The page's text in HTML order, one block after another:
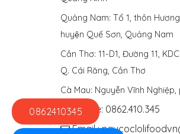
Quảng Nam: Tổ 1, thôn
huyện Quế Sơn, Quảng Nam
Cần Thơ: 11-D1, Đường 11,
Q. Cái Răng, Cần Thơ
Cà Mau: Nguyễn Vĩnh Nghiệp,
Hotline: 0862.410.345
Email :
0862410345